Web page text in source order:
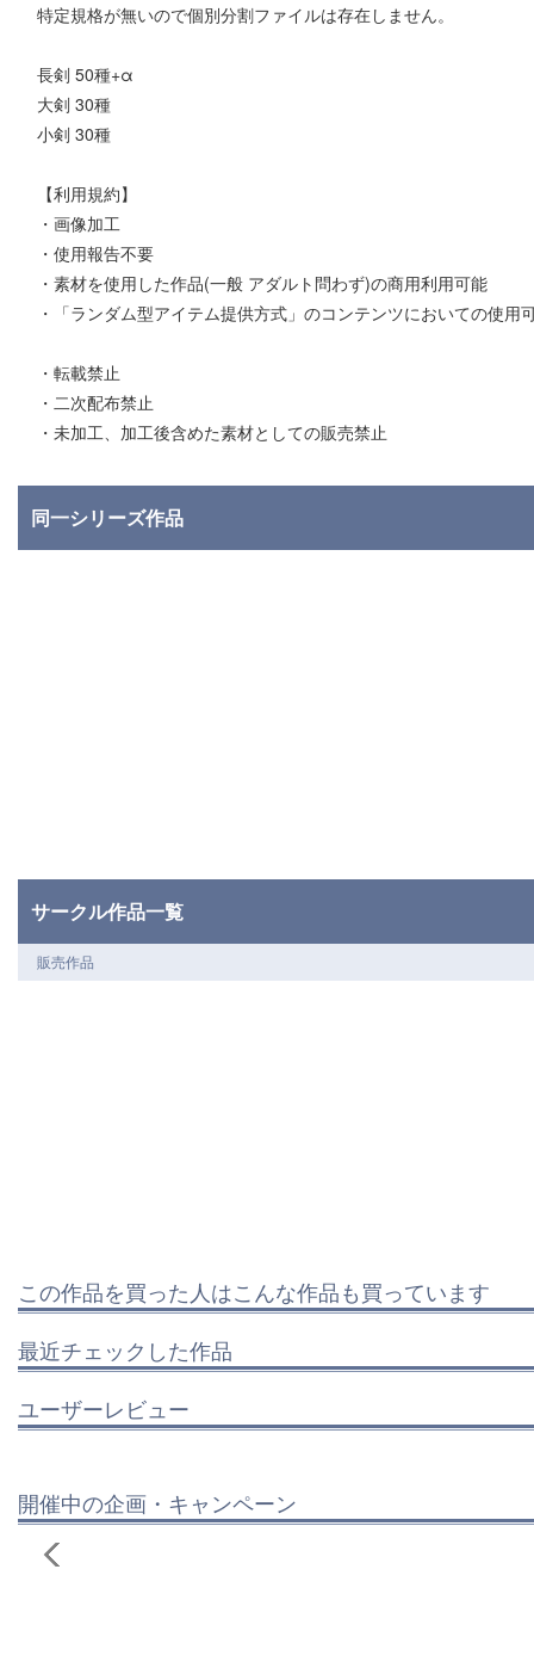
特定規格が無いので個別分割ファイルは存在しません。
長剣 50種+α
大剣 30種
小剣 30種
【利用規約】
・画像加工
・使用報告不要
・素材を使用した作品(一般 アダルト問わず)の商用利用可能
・「ランダム型アイテム提供方式」のコンテンツにおいての使用
・転載禁止
・二次配布禁止
・未加工、加工後含めた素材としての販売禁止
同一シリーズ作品
サークル作品一覧
販売作品
この作品を買った人はこんな作品も買っています
最近チェックした作品
ユーザーレビュー
開催中の企画・キャンペーン